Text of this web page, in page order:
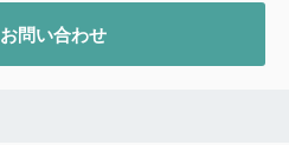
お問い合わせ